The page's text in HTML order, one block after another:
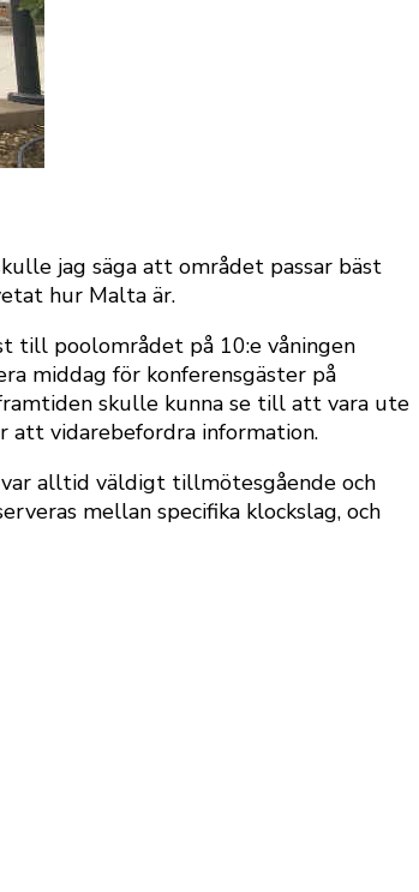
jag säga att området passar bäst
hur Malta är.
till poolområdet på 10:e våningen
middag för konferensgäster på
skulle kunna se till att vara ute
att vidarebefordra information.
alltid väldigt tillmötesgående och
mellan specifika klockslag, och